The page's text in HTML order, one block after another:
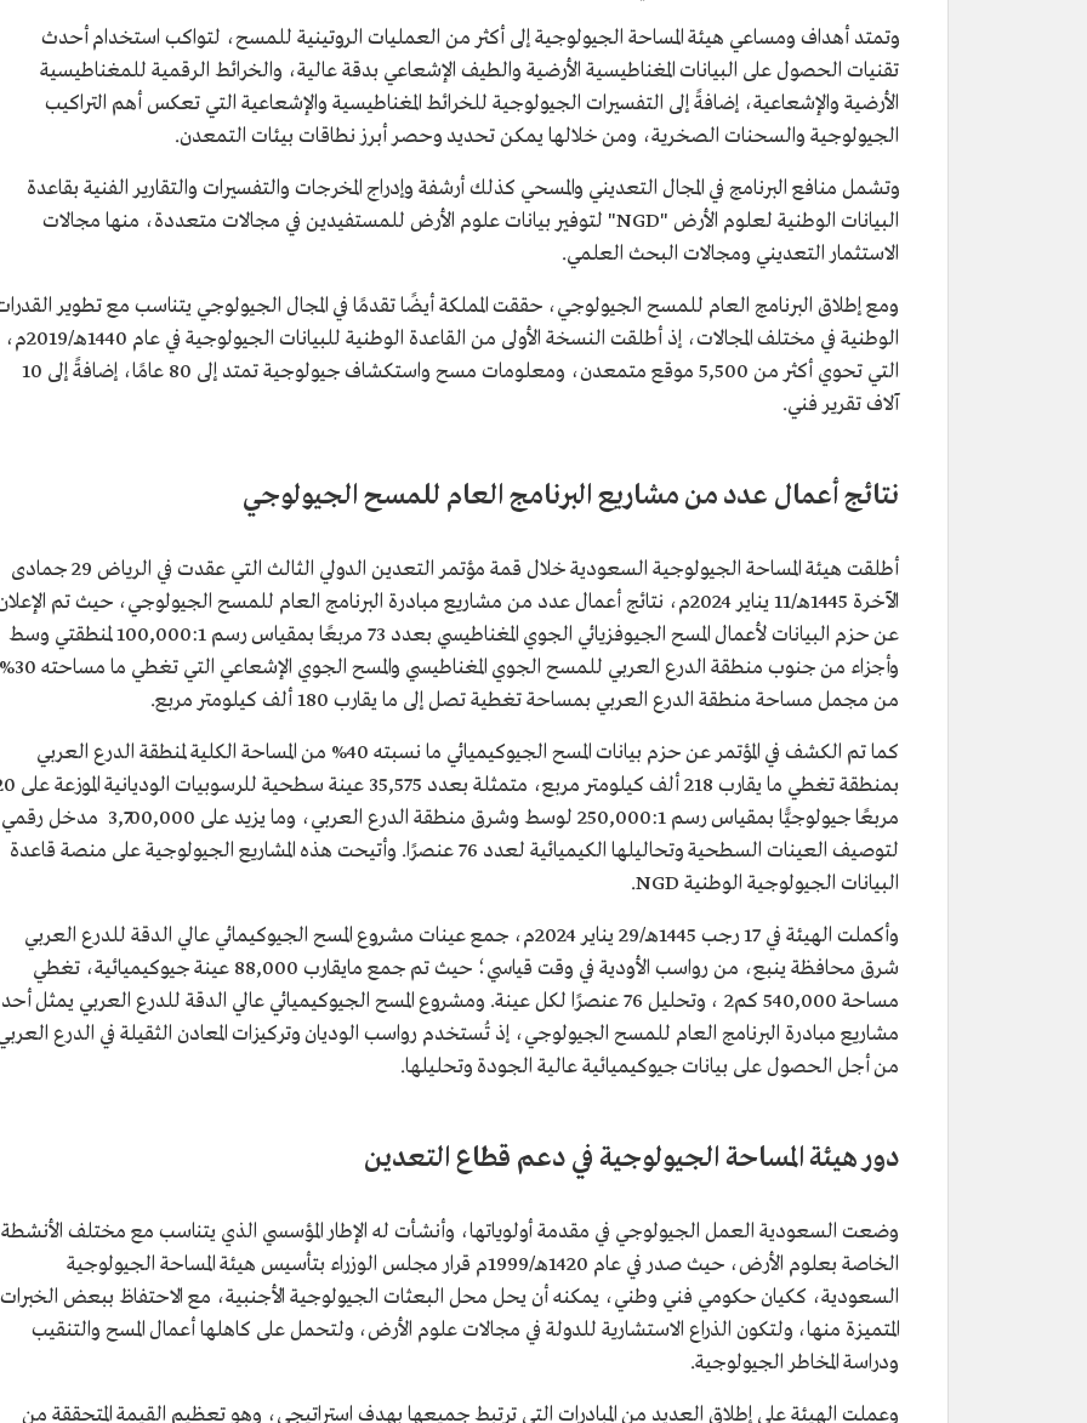
وتمتد أهداف ومساعي هيئة المساحة الجيولوجية إلى أكثر من العمليات الروتينية للمسح، لتواكب استخدام أحدث
تقنيات الحصول على البيانات المغناطيسية الأرضية والطيف الإشعاعي بدقة عالية، والخرائط الرقمية للمغناطيسية
الأرضية والإشعاعية، إضافةً إلى التفسيرات الجيولوجية للخرائط المغناطيسية والإشعاعية التي تعكس أهم التراكيب
الجيولوجية والسحنات الصخرية، ومن خلالها يمكن تحديد وحصر أبرز نطاقات بيئات التمعدن.
وتشمل منافع البرنامج في المجال التعديني والمسحي كذلك أرشفة وإدراج المخرجات والتفسيرات والتقارير الفنية بقاعدة
البيانات الوطنية لعلوم الأرض "NGD" لتوفير بيانات علوم الأرض للمستفيدين في مجالات متعددة، منها مجالات
الاستثمار التعديني ومجالات البحث العلمي.
ومع إطلاق البرنامج العام للمسح الجيولوجي، حققت المملكة أيضًا تقدمًا في المجال الجيولوجي يتناسب مع تطوير
الوطنية في مختلف المجالات، إذ أطلقت النسخة الأولى من القاعدة الوطنية للبيانات الجيولوجية في عام 1440هـ/2019م،
التي تحوي أكثر من 5,500 موقع متمعدن، ومعلومات مسح واستكشاف جيولوجية تمتد إلى 80 عامًا، إضافةً إلى 10
آلاف تقرير فني.
نتائج أعمال عدد من مشاريع البرنامج العام للمسح الجيولوجي
أطلقت هيئة المساحة الجيولوجية السعودية خلال قمة مؤتمر التعدين الدولي الثالث التي عقدت في الرياض 29 جمادى
الآخرة 1445هـ/11 يناير 2024م، نتائج أعمال عدد من مشاريع مبادرة البرنامج العام للمسح الجيولوجي، حيث تم
عن حزم البيانات لأعمال المسح الجيوفزيائي الجوي المغناطيسي بعدد 73 مربعًا بمقياس رسم 100,000:1 لمنطقتي وسط
وأجزاء من جنوب منطقة الدرع العربي للمسح الجوي المغناطيسي والمسح الجوي الإشعاعي التي تغطي ما مساحته 30%
من مجمل مساحة منطقة الدرع العربي بمساحة تغطية تصل إلى ما يقارب 180 ألف كيلومتر مربع.
كما تم الكشف في المؤتمر عن حزم بيانات المسح الجيوكيميائي ما نسبته 40% من المساحة الكلية لمنطقة الدرع العربي
بمنطقة تغطي ما يقارب 218 ألف كيلومتر مربع، متمثلة بعدد
مربعًا جيولوجيًّا بمقياس رسم 250,000:1 لوسط وشرق منطقة الدرع العربي، وما يزيد على 3,700,000 مدخل رقمي
لتوصيف العينات السطحية وتحاليلها الكيميائية لعدد 76 عنصرًا. وأتيحت هذه المشاريع الجيولوجية على منصة قاعدة
البيانات الجيولوجية الوطنية NGD.
وأكملت الهيئة في 17 رجب 1445هـ/29 يناير 2024م، جمع عينات مشروع المسح الجيوكيمائي عالي الدقة للدرع العربي
شرق محافظة ينبع، من رواسب الأودية في وقت قياسي؛ حيث تم جمع مايقارب 88,000 عينة جيوكيميائية، تغطي
مساحة 540,000 كم2 ، وتحليل 76 عنصرًا لكل عينة. ومشروع المسح الجيوكيميائي عالي الدقة للدرع العربي يمثل أحد
مشاريع مبادرة البرنامج العام للمسح الجيولوجي، إذ تُستخدم رواسب الوديان وتركيزات المعادن الثقيلة في الدرع
من أجل الحصول على بيانات جيوكيميائية عالية الجودة وتحليلها.
دور هيئة المساحة الجيولوجية في دعم قطاع التعدين
وضعت السعودية العمل الجيولوجي في مقدمة أولوياتها، وأنشأت له الإطار المؤسسي الذي يتناسب مع مختلف الأنشطة
الخاصة بعلوم الأرض، حيث صدر في عام 1420هـ/1999م قرار مجلس الوزراء بتأسيس هيئة المساحة الجيولوجية
السعودية، ككيان حكومي فني وطني، يمكنه أن يحل محل البعثات الجيولوجية الأجنبية، مع الاحتفاظ ببعض الخبرات
المتميزة منها، ولتكون الذراع الاستشارية للدولة في مجالات علوم الأرض، ولتحمل على كاهلها أعمال المسح والتنقيب
ودراسة المخاطر الجيولوجية.
وعملت الهيئة على إطلاق العديد من المبادرات التي ترتبط جميعها بهدف استراتيجي، وهو تعظيم القيمة المتحققة من